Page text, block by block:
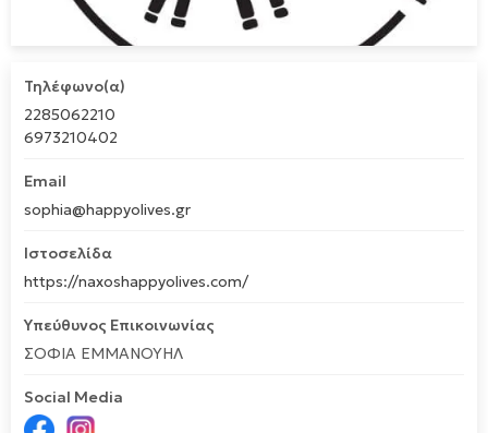
Τηλέφωνο(α)
2285062210
6973210402
Email
sophia@happyolives.gr
Ιστοσελίδα
https://naxoshappyolives.com/
Υπεύθυνος Επικοινωνίας
ΣΟΦΙΑ ΕΜΜΑΝΟΥΗΛ
Social Media